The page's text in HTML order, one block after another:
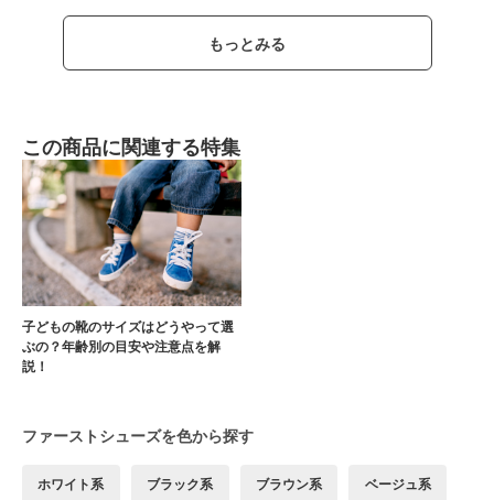
もっとみる
この商品に関連する特集
子どもの靴のサイズはどうやって選
ぶの？年齢別の目安や注意点を解
説！
ファーストシューズを色から探す
ホワイト系 ブラック系 ブラウン系 ベージュ系